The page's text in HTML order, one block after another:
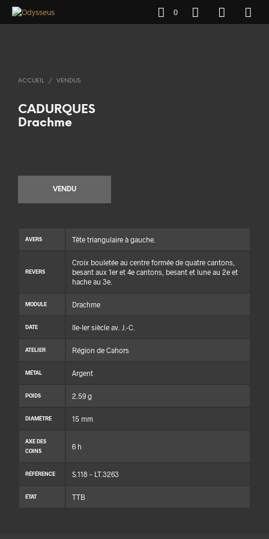
0
ACCUEIL / VENDUS
CADURQUES
Drachme
VENDU
AVERS Tête triangulaire à gauche.
REVERS
Croix bouletée au centre formée de quatre cantons,
besant aux 1er et 4e cantons, besant et lune au 2e et
hache au 3e.
MODULE Drachme
DATE IIe-Ier siècle av. J.-C.
ATELIER Région de Cahors
MÉTAL Argent
POIDS 2.59 g
DIAMÈTRE 15 mm
AXE DES
COINS
6 h
RÉFÉRENCE S.118 – LT.3263
ÉTAT TTB